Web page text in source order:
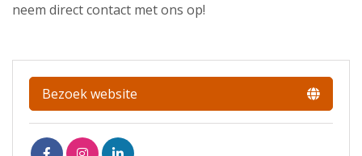
neem direct contact met ons op!
Bezoek website